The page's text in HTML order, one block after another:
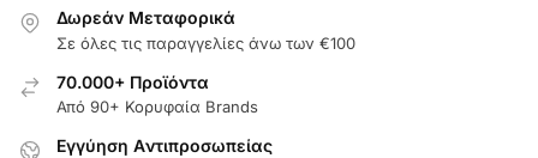
Δωρεάν Μεταφορικά
Σε όλες τις παραγγελίες άνω των €100
70.000+ Προϊόντα
Από 90+ Κορυφαία Brands
Εγγύηση Aντιπροσωπείας